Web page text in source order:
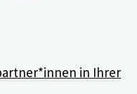
in Ihrer
Hörverlust